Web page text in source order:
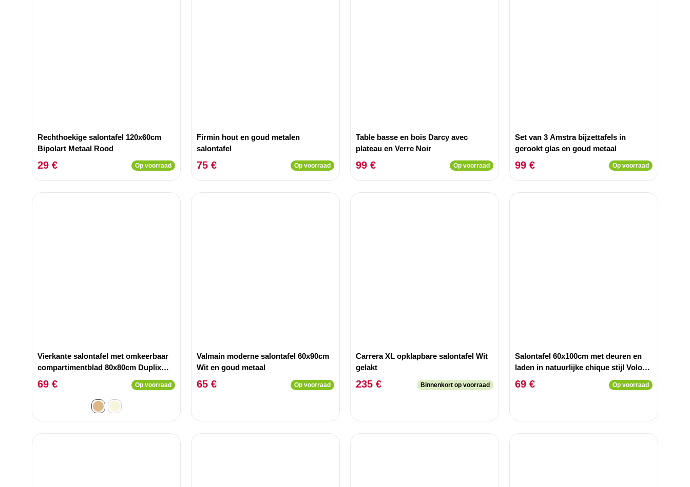
Rechthoekige salontafel 120x60cm
Bipolart Metaal Rood
29 € Op voorraad
Firmin hout en goud metalen
salontafel
75 € Op voorraad
Table basse en bois Darcy avec
plateau en Verre Noir
99 € Op voorraad
Set van 3 Amstra bijzettafels in
gerookt glas en goud metaal
99 € Op voorraad
Vierkante salontafel met omkeerbaar
compartimentblad 80x80cm Duplix
Notenhout.
69 € Op voorraad
Valmain moderne salontafel 60x90cm
Wit en goud metaal
65 € Op voorraad
Carrera XL opklapbare salontafel Wit
gelakt
235 € Binnenkort op voorraad
Salontafel 60x100cm met deuren en
laden in natuurlijke chique stijl Volos
Wit textuur.
69 € Op voorraad